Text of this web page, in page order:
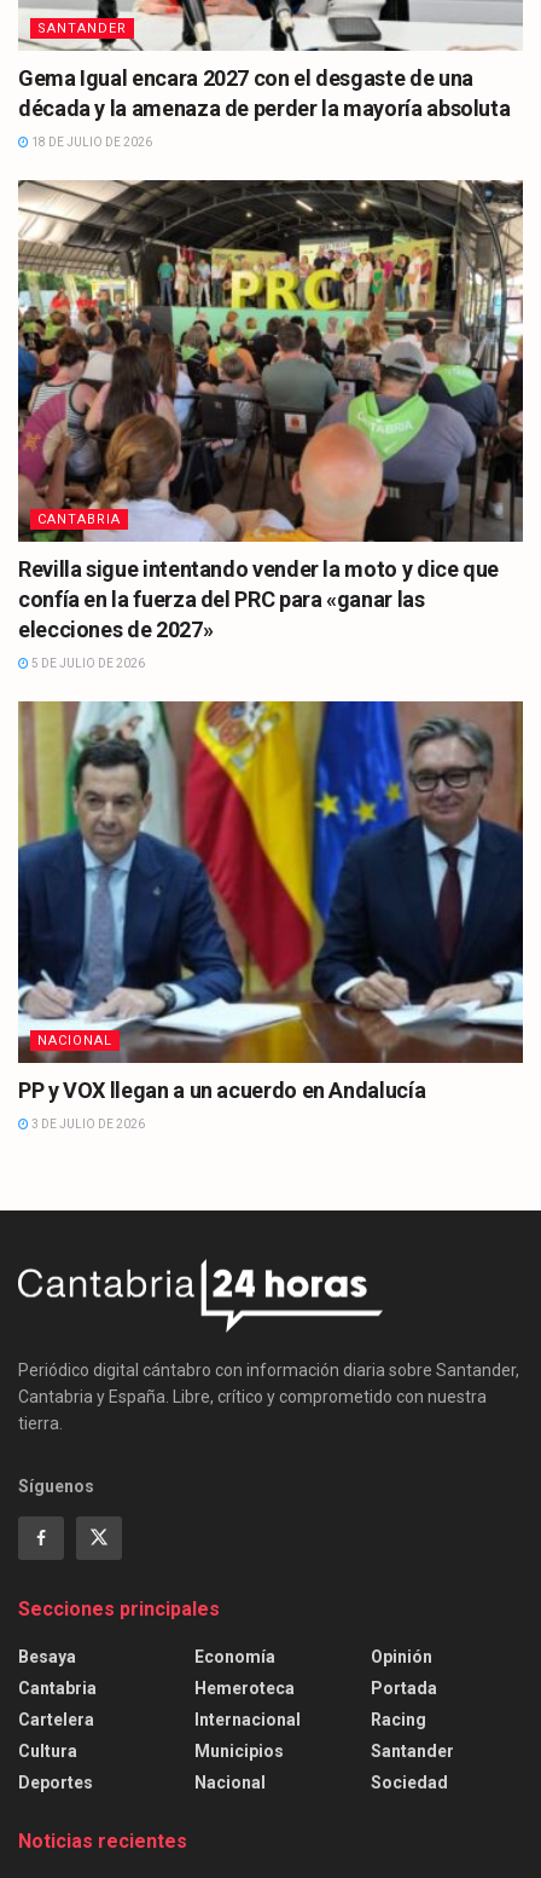
SANTANDER
Gema Igual encara 2027 con el desgaste de una
década y la amenaza de perder la mayoría absoluta
18 DE JULIO DE 2026
CANTABRIA
Revilla sigue intentando vender la moto y dice que
confía en la fuerza del PRC para «ganar las
elecciones de 2027»
5 DE JULIO DE 2026
NACIONAL
PP y VOX llegan a un acuerdo en Andalucía
3 DE JULIO DE 2026
Periódico digital cántabro con información diaria sobre Santander,
Cantabria y España. Libre, crítico y comprometido con nuestra
tierra.
Síguenos
Secciones principales
Besaya
Cantabria
Cartelera
Cultura
Deportes
Economía
Hemeroteca
Internacional
Municipios
Nacional
Opinión
Portada
Racing
Santander
Sociedad
Noticias recientes